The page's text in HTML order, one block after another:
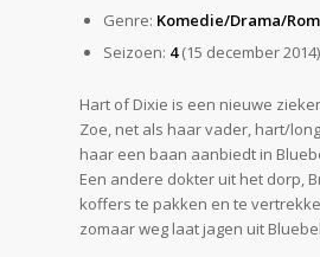
Genre: Komedie/Drama/
Seizoen: 4(15 december 2014)
Hart of Dixie is een nieuwe
Zoe, net als haar vader, hart/
haar een baan aanbiedt in
Een andere dokter uit het dorp,
koffers te pakken en te
zomaar weg laat jagen uit